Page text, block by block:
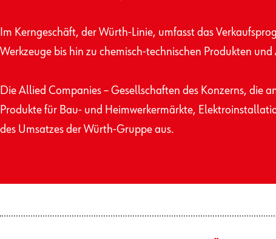
Im Kerngeschäft, der Würth-Linie, umfasst das
Werkzeuge bis hin zu chemisch-technischen Produkten und
Die Allied Companies – Gesellschaften des Konzerns, die
Produkte für Bau- und Heimwerkermärkte,
des Umsatzes der Würth-Gruppe aus.